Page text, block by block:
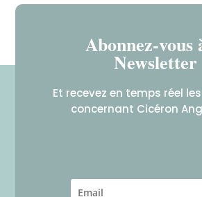
Abonnez-vous
Newsletter
Et recevez en temps réel
concernant Cicéron